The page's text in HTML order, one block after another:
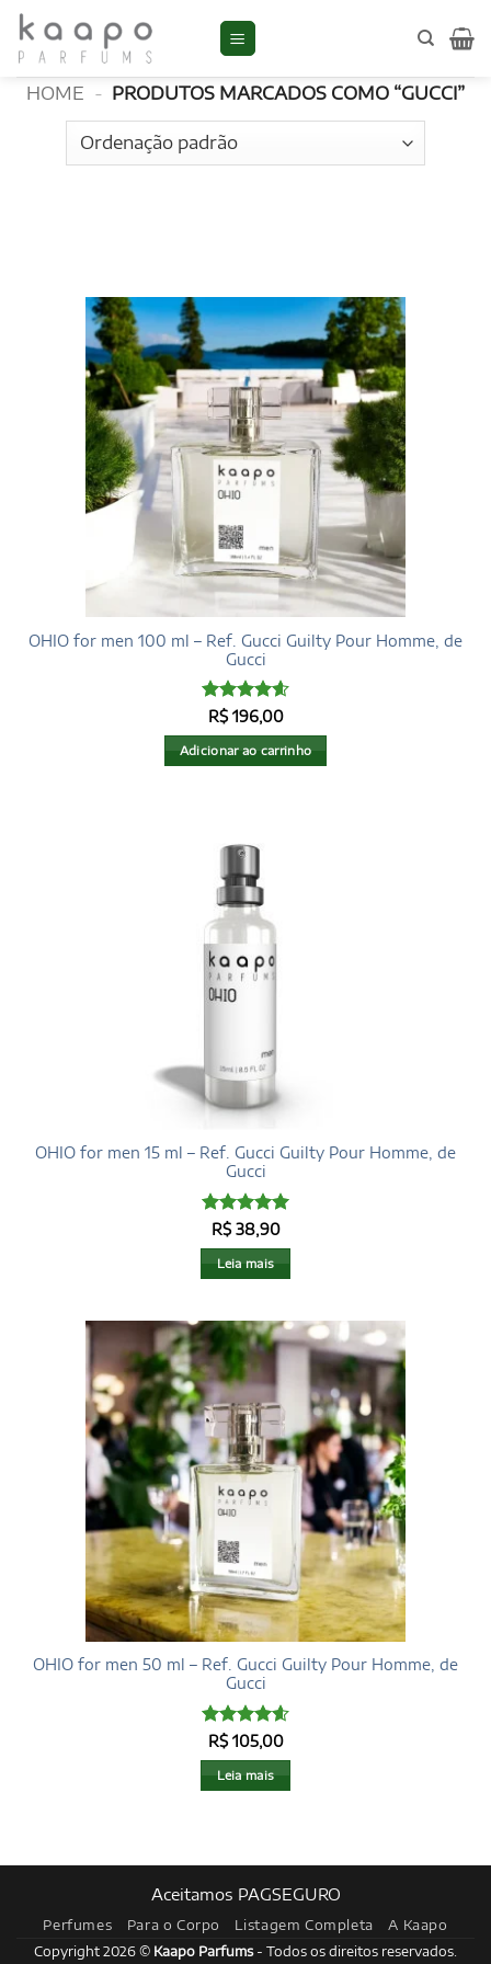
Skip
content
Gucci
HOME - PRODUTOS MARCADOS COMO “GUCCI”
OHIO for men 100 ml – Ref. Gucci Guilty Pour Homme, de
Gucci
Avaliação
4.6de 5
R$196,00
Adicionar ao carrinho
OHIO for men 15 ml – Ref. Gucci Guilty Pour Homme, de
Gucci
Avaliação5
de 5
R$38,90
Leia mais
OHIO for men 50 ml – Ref. Gucci Guilty Pour Homme, de
Gucci
Avaliação
4.6de 5
R$105,00
Leia mais
Aceitamos PAGSEGURO
Perfumes Para o Corpo Listagem Completa A Kaapo
Copyright 2026 © Kaapo Parfums- Todos os direitos reservados.